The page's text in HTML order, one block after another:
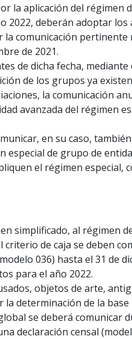
la aplicación del régimen
2022, deberán adoptar los
la comunicación pertinente
de 2021.
de dicha fecha, mediante
de los grupos ya
la comunicación
avanzada del régimen
en su caso,
especial de grupo de
el régimen especial,
simplificado, al régimen
de caja se deben
036) hasta el 31 de
para el año 2022.
objetos de arte,
la determinación de la
se deberá comunicar
declaración censal